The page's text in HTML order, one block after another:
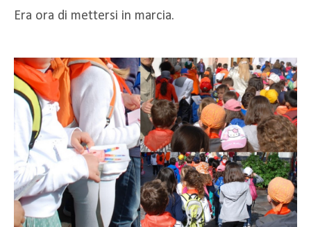
Era ora di mettersi in marcia.